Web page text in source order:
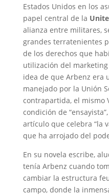
Estados Unidos en los
papel central de la
alianza entre militares,
grandes terratenientes
de los derechos que
utilización del
idea de que Arbenz era
manejado por la Unión
contrapartida, el mismo
condición de
artículo que celebra “la
que ha arrojado del
En su novela escribe,
tenía Arbenz cuando
cambiar la estructura
campo, donde la